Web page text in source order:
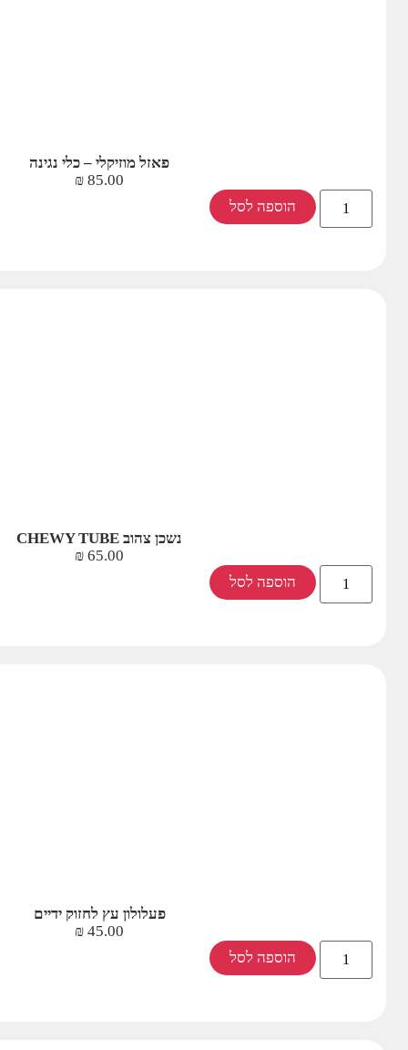
פאזל מוזיקלי – כלי נגינה
85.00
₪
הוספה לסל
נשכן צהוב CHEWY TUBE
65.00
₪
הוספה לסל
פעלולון עץ לחזוק ידיים
45.00
₪
הוספה לסל